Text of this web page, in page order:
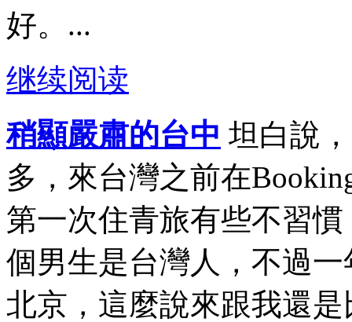
好。...
继续阅读
稍顯嚴肅的台中 坦白說
多，來台灣之前在
第一次住青旅有些不習
個男生是台灣人，不過
北京，這麼說來跟我還